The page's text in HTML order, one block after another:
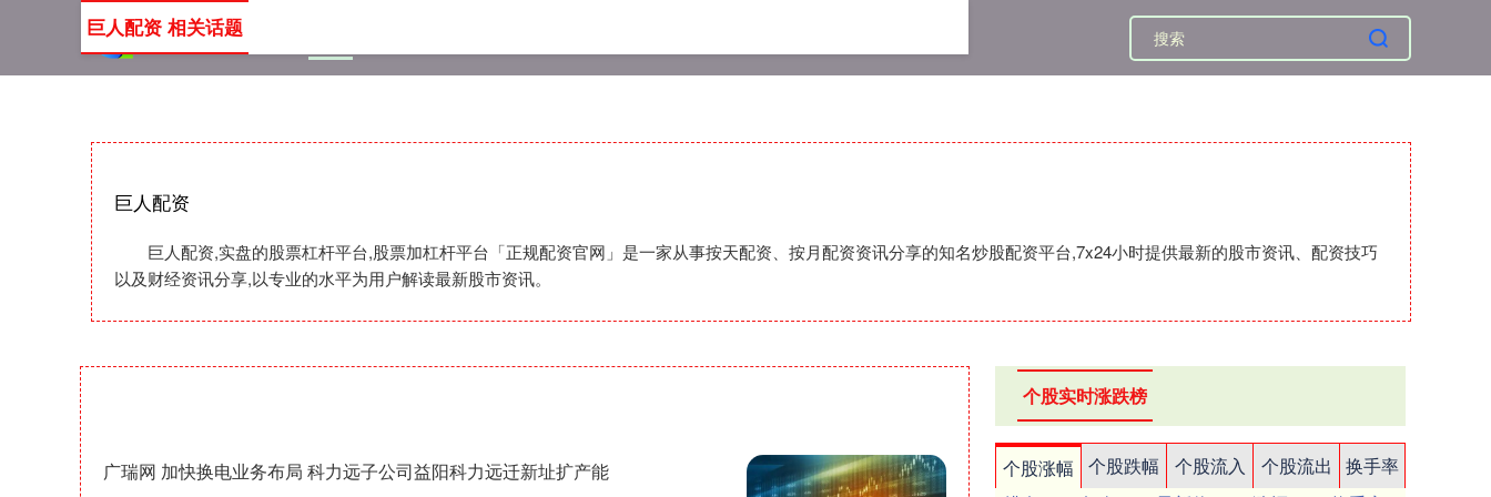
巨人配资
巨人配资,实盘的股票杠杆平台,股票加杠杆平台「正规配资官网」是一家从事按天配资、按月配资资讯分享的知名炒股配资平台,7x24小时提供最新的股市资讯、配资技巧
以及财经资讯分享,以专业的水平为用户解读最新股市资讯。
巨人配资 相关话题
广瑞网 加快换电业务布局 科力远子公司益阳科力远迁新址扩产能
个股实时涨跌榜
个股涨幅 个股跌幅 个股流入 个股流出
换手率